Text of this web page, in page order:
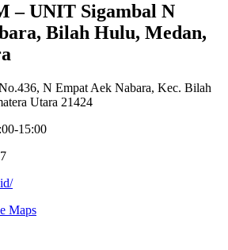
– UNIT Sigambal N
Bilah Hulu, Medan,
N Empat Aek Nabara, Kec. Bilah
Utara 21424
15:00
Maps